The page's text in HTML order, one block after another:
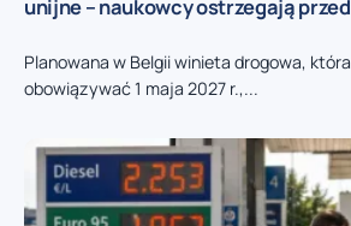
unijne – naukowcy ostrzegają
Planowana w Belgii winieta drogowa,
obowiązywać 1 maja 2027 r.,...